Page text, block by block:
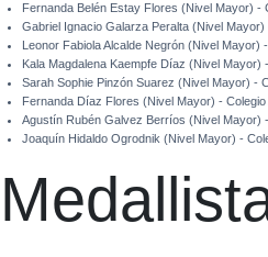
Fernanda Belén Estay Flores (Nivel Mayor) -
Gabriel Ignacio Galarza Peralta (Nivel
Leonor Fabiola Alcalde Negrón (Nivel
Kala Magdalena Kaempfe Díaz (Nivel
Sarah Sophie Pinzón Suarez (Nivel Mayor) -
Fernanda Díaz Flores (Nivel Mayor) -
Agustín Rubén Galvez Berríos (Nivel Mayor)
Joaquín Hidaldo Ogrodnik (Nivel Mayor) -